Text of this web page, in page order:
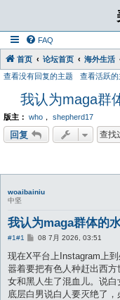
FAQ
首页 论坛首页 海外生活
查看没有回复的主题 查看活跃的
我认为maga群
版主： who ， shepherd17
回复
woaibainiu
中坚
我认为maga群体的
#1#1
帖
08 7月 2026, 03:51
现在X平台上Instagram上
嚣着要把有色人种赶出西
女和黑人生了混血儿。说
底层白男说白人要灭绝了